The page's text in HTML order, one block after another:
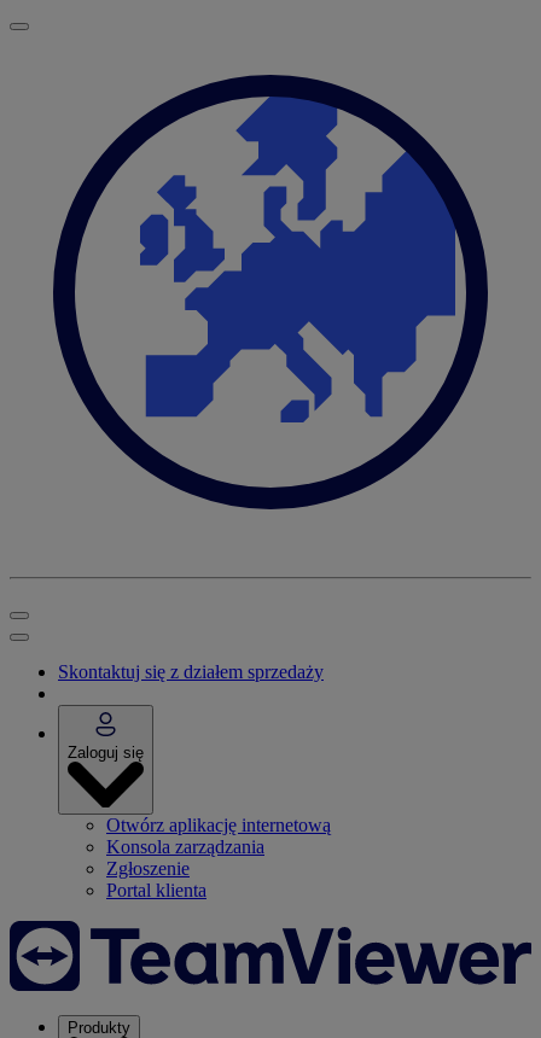
Skontaktuj się z działem sprzedaży
Zaloguj się
Otwórz aplikację internetową
Konsola zarządzania
Zgłoszenie
Portal klienta
Produkty